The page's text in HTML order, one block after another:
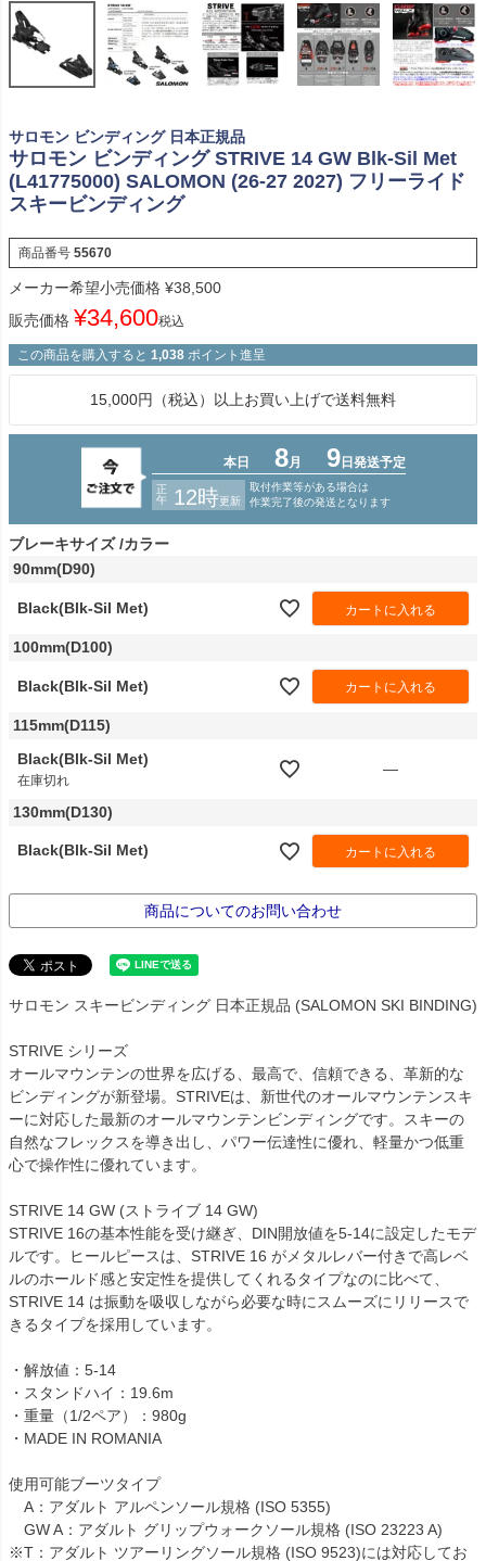
サロモン ビンディング 日本正規品
サロモン ビンディング STRIVE 14 GW Blk-Sil Met
(L41775000) SALOMON (26-27 2027) フリーライド
スキービンディング
商品番号 55670
メーカー希望小売価格 ¥38,500
販売価格 ¥34,600税込
この商品を購入すると 1,038 ポイント進呈
15,000円（税込）以上お買い上げで送料無料
ブレーキサイズ カラー
90mm(D90)
Black(Blk-Sil Met) カートに入れる
100mm(D100)
Black(Blk-Sil Met) カートに入れる
115mm(D115)
Black(Blk-Sil Met)
在庫切れ
—
130mm(D130)
Black(Blk-Sil Met) カートに入れる
商品についてのお問い合わせ
サロモン スキービンディング 日本正規品 (SALOMON SKI BINDING)
STRIVE シリーズ
オールマウンテンの世界を広げる、最高で、信頼できる、革新的な
ビンディングが新登場。STRIVEは、新世代のオールマウンテンスキ
ーに対応した最新のオールマウンテンビンディングです。スキーの
自然なフレックスを導き出し、パワー伝達性に優れ、軽量かつ低重
心で操作性に優れています。
STRIVE 14 GW (ストライブ 14 GW)
STRIVE 16の基本性能を受け継ぎ、DIN開放値を5-14に設定したモデ
ルです。ヒールピースは、STRIVE 16 がメタルレバー付きで高レベ
ルのホールド感と安定性を提供してくれるタイプなのに比べて、
STRIVE 14 は振動を吸収しながら必要な時にスムーズにリリースで
きるタイプを採用しています。
・解放値：5-14
・スタンドハイ：19.6m
・重量（1/2ペア）：980g
・MADE IN ROMANIA
使用可能ブーツタイプ
A：アダルト アルペンソール規格 (ISO 5355)
GW A：アダルト グリップウォークソール規格 (ISO 23223 A)
※T：アダルト ツアーリングソール規格 (ISO 9523)には対応してお